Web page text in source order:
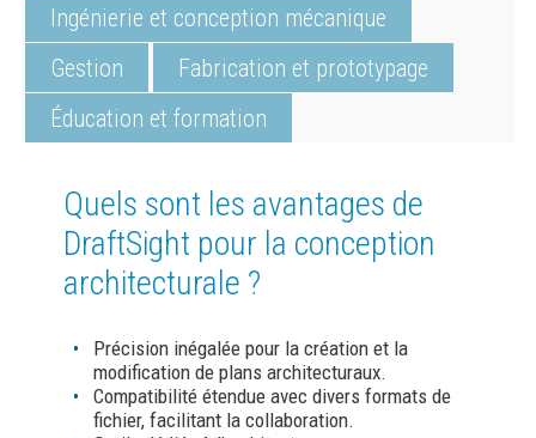
Ingénierie et conception mécanique
Gestion
Fabrication et prototypage
Éducation et formation
Quels sont les avantages de
DraftSight pour la conception
architecturale ?
Précision inégalée pour la création et la
modification de plans architecturaux.
Compatibilité étendue avec divers formats de
fichier, facilitant la collaboration.